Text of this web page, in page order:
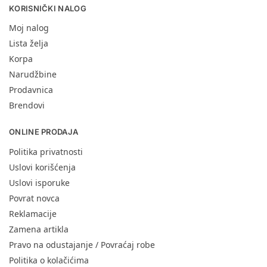
KORISNIČKI NALOG
Moj nalog
Lista želja
Korpa
Narudžbine
Prodavnica
Brendovi
ONLINE PRODAJA
Politika privatnosti
Uslovi korišćenja
Uslovi isporuke
Povrat novca
Reklamacije
Zamena artikla
Pravo na odustajanje / Povraćaj robe
Politika o kolačićima